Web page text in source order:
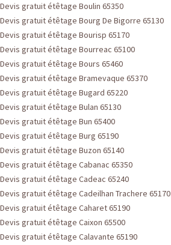
Devis gratuit étêtage Boulin 65350
Devis gratuit étêtage Bourg De Bigorre 65130
Devis gratuit étêtage Bourisp 65170
Devis gratuit étêtage Bourreac 65100
Devis gratuit étêtage Bours 65460
Devis gratuit étêtage Bramevaque 65370
Devis gratuit étêtage Bugard 65220
Devis gratuit étêtage Bulan 65130
Devis gratuit étêtage Bun 65400
Devis gratuit étêtage Burg 65190
Devis gratuit étêtage Buzon 65140
Devis gratuit étêtage Cabanac 65350
Devis gratuit étêtage Cadeac 65240
Devis gratuit étêtage Cadeilhan Trachere 65170
Devis gratuit étêtage Caharet 65190
Devis gratuit étêtage Caixon 65500
Devis gratuit étêtage Calavante 65190